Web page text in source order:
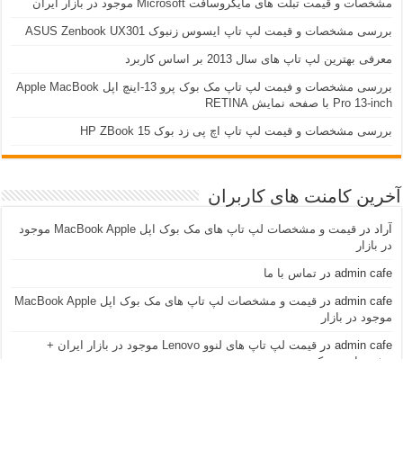
مشخصات و قیمت تبلت های مایکروسافت Microsoft موجود در بازار ایران
بررسی مشخصات و قیمت لپ تاپ ایسوس زنبوک ASUS Zenbook UX301
معرفی بهترین لپ تاپ های سال 2013 بر اساس کاربرد
بررسی مشخصات و فیمت لپ تاپ مک بوک پرو 13-اینچ اپل Apple MacBook
Pro 13-inch با صفحه نمایش RETINA
بررسی مشخصات و قیمت لپ تاپ اچ پی زد بوک 15 HP ZBook
آخرین کامنت های کاربران
آراد در
قیمت و مشخصات لپ تاپ های مک بوک اپل MacBook Apple موجود
در بازار
admin cafe درتماس با ما
admin cafe در
قیمت و مشخصات لپ تاپ های مک بوک اپل MacBook Apple
موجود در بازار
admin cafe در
قیمت لپ تاپ های لنوو Lenovo موجود در بازار ایران +
مشخصات و عکس